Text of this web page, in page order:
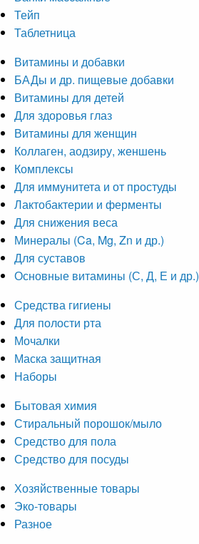
Тейп
Таблетница
Витамины и добавки
БАДы и др. пищевые добавки
Витамины для детей
Для здоровья глаз
Витамины для женщин
Коллаген, аодзиру, женшень
Комплексы
Для иммунитета и от простуды
Лактобактерии и ферменты
Для снижения веса
Минералы (Ca, Mg, Zn и др.)
Для суставов
Основные витамины (С, Д, Е и др.)
Средства гигиены
Для полости рта
Мочалки
Маска защитная
Наборы
Бытовая химия
Стиральный порошок/мыло
Средство для пола
Средство для посуды
Хозяйственные товары
Эко-товары
Разное